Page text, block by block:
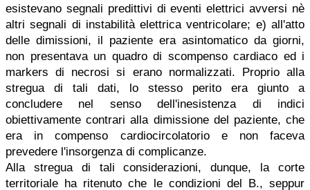
esistevano segnali predittivi di eventi elettrici avversi nè
altri segnali di instabilità elettrica ventricolare; e) all'atto
delle dimissioni, il paziente era asintomatico da giorni,
non presentava un quadro di scompenso cardiaco ed i
markers di necrosi si erano normalizzati. Proprio alla
stregua di tali dati, lo stesso perito era giunto a
concludere nel senso dell'inesistenza di indici
obiettivamente contrari alla dimissione del paziente, che
era in compenso cardiocircolatorio e non faceva
prevedere l'insorgenza di complicanze.
Alla stregua di tali considerazioni, dunque, la corte
territoriale ha ritenuto che le condizioni del B., seppur